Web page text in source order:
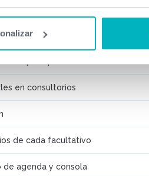
visita
de visita
en consultorios
de cada facultativo
agenda y consola